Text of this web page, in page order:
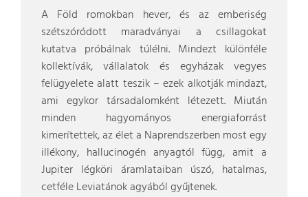
A Föld romokban hever, és az emberiség
szétszóródott maradványai a csillagokat
kutatva próbálnak túlélni. Mindezt különféle
kollektívák, vállalatok és egyházak vegyes
felügyelete alatt teszik – ezek alkotják mindazt,
ami egykor társadalomként létezett. Miután
minden hagyományos energiaforrást
kimerítettek, az élet a Naprendszerben most egy
illékony, hallucinogén anyagtól függ, amit a
Jupiter légköri áramlataiban úszó, hatalmas,
cetféle Leviatánok agyából gyűjtenek.